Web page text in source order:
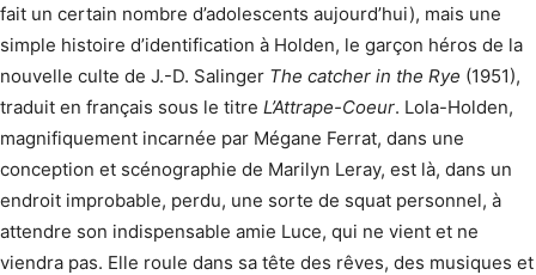
fait un certain nombre d’adolescents aujourd’hui), mais une
simple histoire d’identification à Holden, le garçon héros de la
nouvelle culte de J.-D. Salinger The catcher in the Rye (1951),
traduit en français sous le titre L’Attrape-Coeur. Lola-Holden,
magnifiquement incarnée par Mégane Ferrat, dans une
conception et scénographie de Marilyn Leray, est là, dans un
endroit improbable, perdu, une sorte de squat personnel, à
attendre son indispensable amie Luce, qui ne vient et ne
viendra pas. Elle roule dans sa tête des rêves, des musiques et